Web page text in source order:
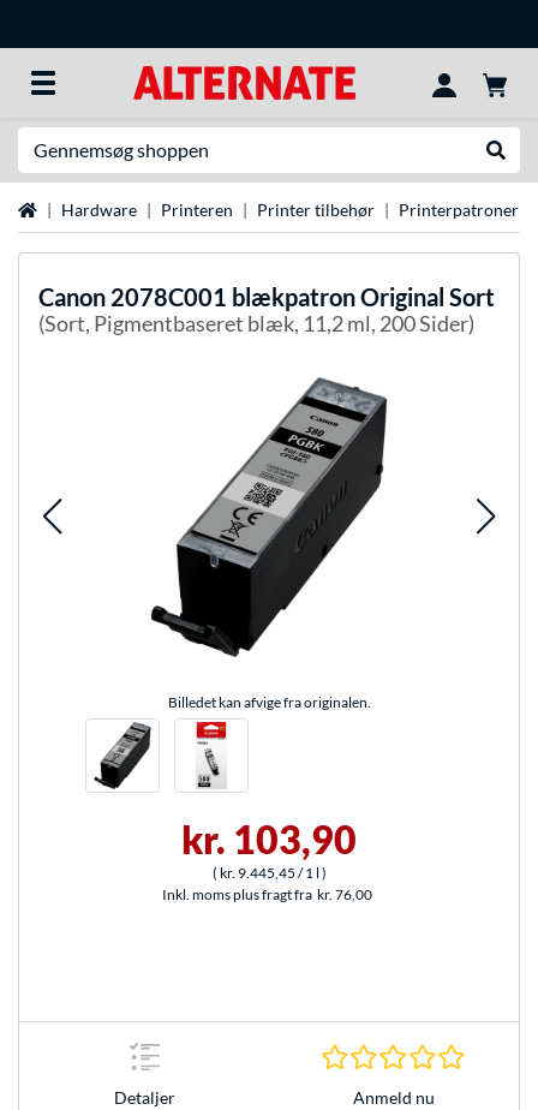
StartsideHardware Printeren Printer tilbehør Printerpatroner
Canon 2078C001 blækpatron Original Sort
(Sort, Pigmentbaseret blæk, 11,2 ml, 200 Sider)
Billedet kan afvige fra originalen.
kr. 103,90
( kr. 9.445,45 / 1 l )
Inkl. moms plus fragt fra kr. 76,00
Detaljer Anmeld nu